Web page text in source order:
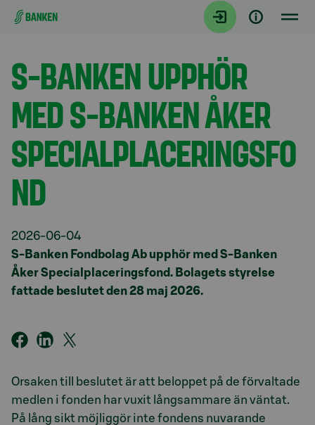
Gå direkt till innehållet
Aktuellt
S-BANKEN UPPHÖR
MED S-BANKEN ÅKER
SPECIALPLACERINGSFO
ND
2026-06-04
S-Banken Fondbolag Ab upphör med S-Banken
Åker Specialplaceringsfond. Bolagets styrelse
fattade beslutet den 28 maj 2026.
Orsaken till beslutet är att beloppet på de förvaltade
medlen i fonden har vuxit långsammare än väntat.
På lång sikt möjliggör inte fondens nuvarande